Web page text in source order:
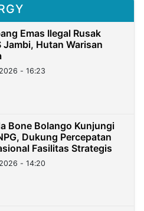
Emas Ilegal Rusak
Jambi, Hutan Warisan
- 16:23
Bone Bolango Kunjungi
Dukung Percepatan
Fasilitas Strategis
- 14:20